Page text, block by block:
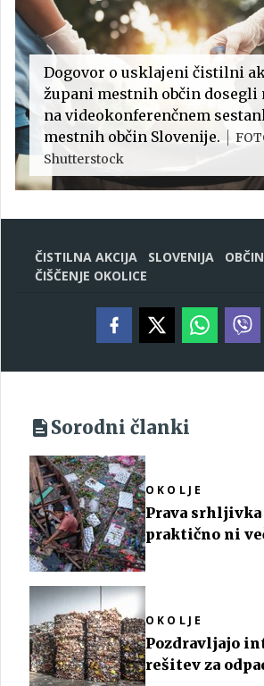
Dogovor o usklajeni čistilni
župani mestnih občin
na videokonferenčnem
mestnih občin Slovenije.
Shutterstock
ČISTILNA AKCIJA SLOVENIJA
ČIŠČENJE OKOLICE
Sorodni članki
OKOLJE
Prava
praktično ni
OKOLJE
Pozdravljajo
rešitev za